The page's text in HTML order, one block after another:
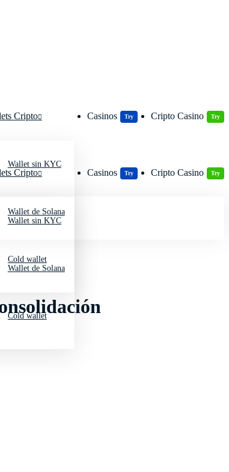
Cripto
Wallet sin KYC
Wallet de Solana
Cold wallet
Casinos Try Cripto Casino Try
Cripto
Wallet sin KYC
Wallet de Solana
Cold wallet
Casinos Try Cripto Casino Try